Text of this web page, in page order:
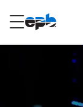
RESIDENCIAL
principal